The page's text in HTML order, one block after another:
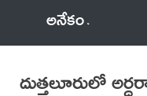
అనేకం
దుత్తలూరులో